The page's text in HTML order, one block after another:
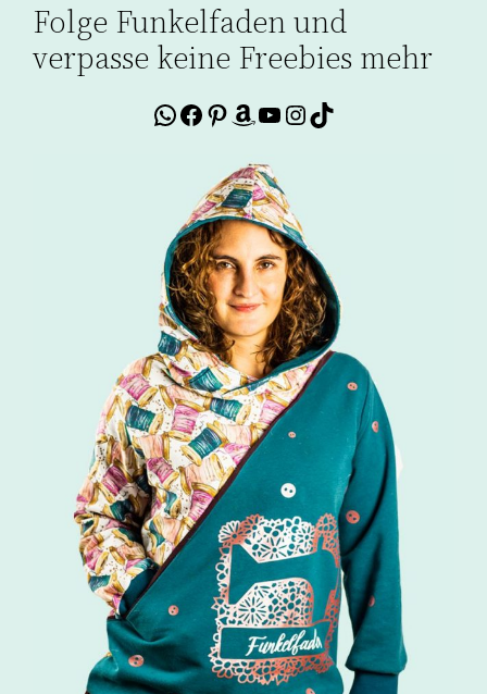
Folge Funkelfaden und
verpasse keine Freebies mehr
WhatsApp
Facebook
Pinterest
Amazon
YouTube
Instagram
TikTok